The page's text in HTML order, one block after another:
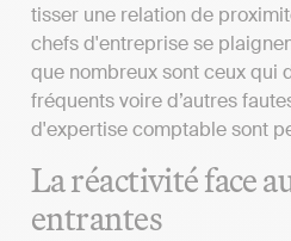
tisser une relation de
chefs d'entreprise se
que nombreux sont ceux qui
fréquents voire d’autres
d'expertise comptable sont
La réactivité face
entrantes